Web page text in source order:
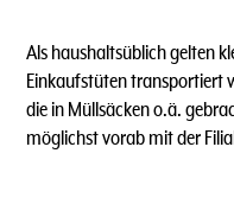
Als haushaltsüblich gelten
Einkaufstüten transportiert
die in Müllsäcken o.ä.
möglichst vorab mit der